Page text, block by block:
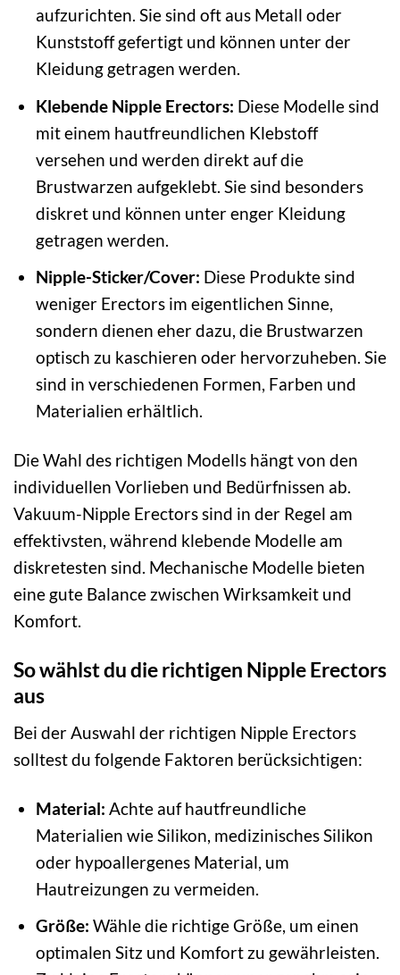
aufzurichten. Sie sind oft aus Metall oder
Kunststoff gefertigt und können unter der
Kleidung getragen werden.
Klebende Nipple Erectors: Diese Modelle sind
mit einem hautfreundlichen Klebstoff
versehen und werden direkt auf die
Brustwarzen aufgeklebt. Sie sind besonders
diskret und können unter enger Kleidung
getragen werden.
Nipple-Sticker/Cover: Diese Produkte sind
weniger Erectors im eigentlichen Sinne,
sondern dienen eher dazu, die Brustwarzen
optisch zu kaschieren oder hervorzuheben. Sie
sind in verschiedenen Formen, Farben und
Materialien erhältlich.
Die Wahl des richtigen Modells hängt von den
individuellen Vorlieben und Bedürfnissen ab.
Vakuum-Nipple Erectors sind in der Regel am
effektivsten, während klebende Modelle am
diskretesten sind. Mechanische Modelle bieten
eine gute Balance zwischen Wirksamkeit und
Komfort.
So wählst du die richtigen Nipple Erectors
aus
Bei der Auswahl der richtigen Nipple Erectors
solltest du folgende Faktoren berücksichtigen:
Material: Achte auf hautfreundliche
Materialien wie Silikon, medizinisches Silikon
oder hypoallergenes Material, um
Hautreizungen zu vermeiden.
Größe: Wähle die richtige Größe, um einen
optimalen Sitz und Komfort zu gewährleisten.